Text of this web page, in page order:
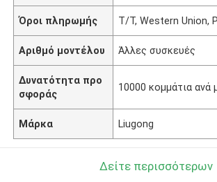
Όροι πληρωμής T/T, Western Union,
Αριθμό μοντέλου Άλλες συσκευές
Δυνατότητα προ
σφοράς
10000 κομμάτια ανά
Μάρκα Liugong
Δείτε περισσότερων